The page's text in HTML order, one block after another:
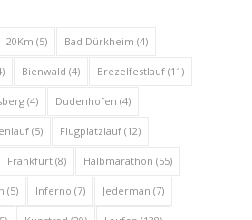
20Km (5) Bad Dürkheim (4)
Bienwald (4) Brezelfestlauf(11)
(4) Dudenhofen (4)
(5) Flugplatzlauf(12)
Frankfurt(8) Halbmarathon (55)
(5) Inferno (7) Jederman (7)